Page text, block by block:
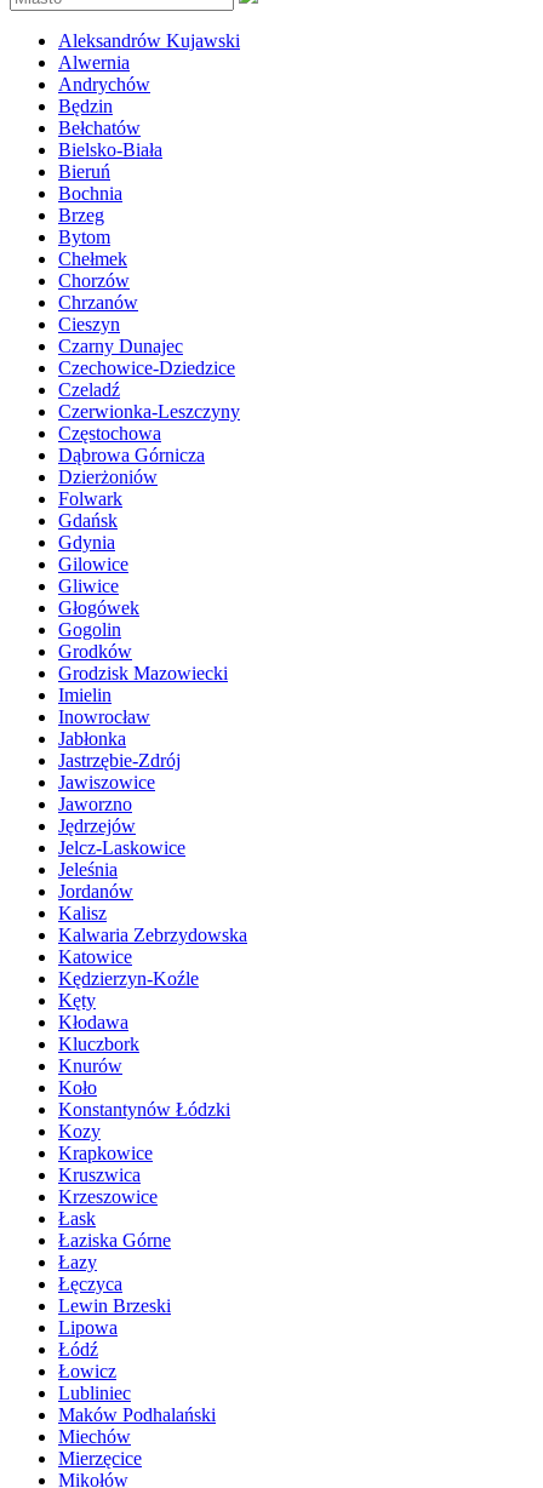
Aleksandrów Kujawski
Alwernia
Andrychów
Będzin
Bełchatów
Bielsko-Biała
Bieruń
Bochnia
Brzeg
Bytom
Chełmek
Chorzów
Chrzanów
Cieszyn
Czarny Dunajec
Czechowice-Dziedzice
Czeladź
Czerwionka-Leszczyny
Częstochowa
Dąbrowa Górnicza
Dzierżoniów
Folwark
Gdańsk
Gdynia
Gilowice
Gliwice
Głogówek
Gogolin
Grodków
Grodzisk Mazowiecki
Imielin
Inowrocław
Jabłonka
Jastrzębie-Zdrój
Jawiszowice
Jaworzno
Jędrzejów
Jelcz-Laskowice
Jeleśnia
Jordanów
Kalisz
Kalwaria Zebrzydowska
Katowice
Kędzierzyn-Koźle
Kęty
Kłodawa
Kluczbork
Knurów
Koło
Konstantynów Łódzki
Kozy
Krapkowice
Kruszwica
Krzeszowice
Łask
Łaziska Górne
Łazy
Łęczyca
Lewin Brzeski
Lipowa
Łódź
Łowicz
Lubliniec
Maków Podhalański
Miechów
Mierzęcice
Mikołów